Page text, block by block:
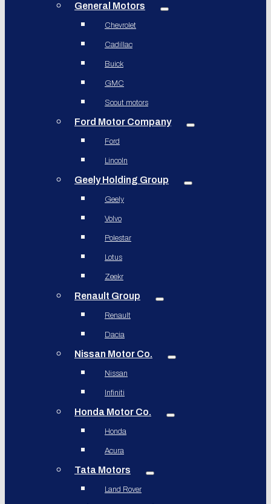
General Motors
Chevrolet
Cadillac
Buick
GMC
Scout motors
Ford Motor Company
Ford
Lincoln
Geely Holding Group
Geely
Volvo
Polestar
Lotus
Zeekr
Renault Group
Renault
Dacia
Nissan Motor Co.
Nissan
Infiniti
Honda Motor Co.
Honda
Acura
Tata Motors
Land Rover